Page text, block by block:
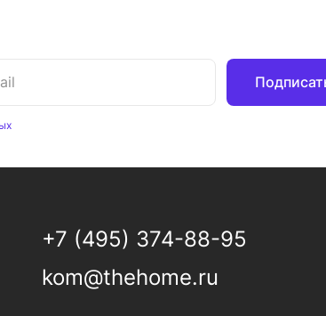
+7 (495) 374-88-95
kom@thehome.ru